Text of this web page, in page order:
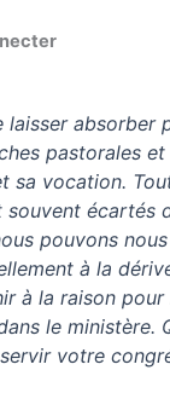
laisser absorber
pastorales
sa vocation.
souvent écartés
pouvons
à la
à la raison pour
le ministère.
votre